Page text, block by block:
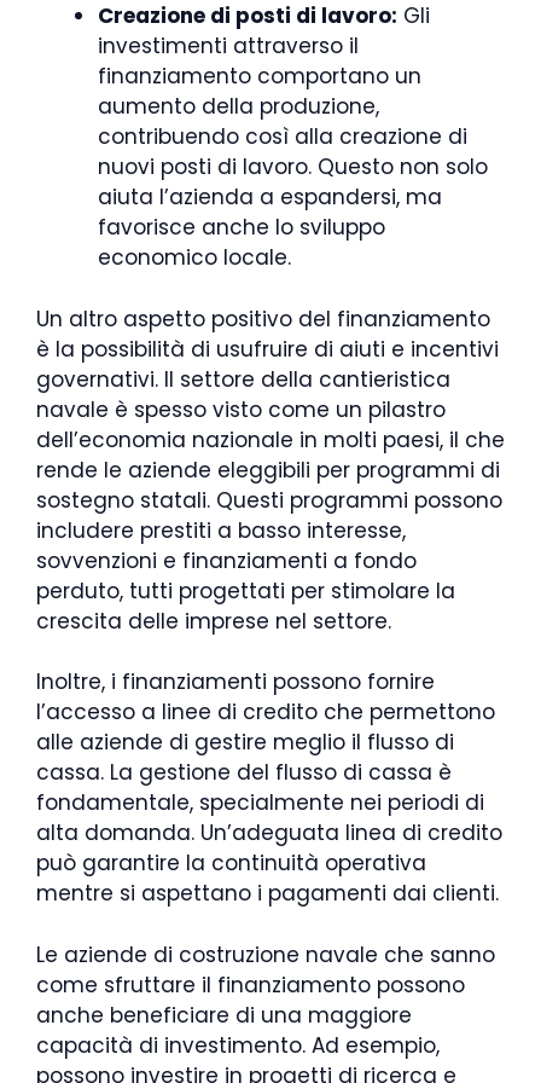
Creazione di posti di lavoro: Gli
investimenti attraverso il
finanziamento comportano un
aumento della produzione,
contribuendo così alla creazione di
nuovi posti di lavoro. Questo non solo
aiuta l’azienda a espandersi, ma
favorisce anche lo sviluppo
economico locale.
Un altro aspetto positivo del finanziamento
è la possibilità di usufruire di aiuti e incentivi
governativi. Il settore della cantieristica
navale è spesso visto come un pilastro
dell’economia nazionale in molti paesi, il che
rende le aziende eleggibili per programmi di
sostegno statali. Questi programmi possono
includere prestiti a basso interesse,
sovvenzioni e finanziamenti a fondo
perduto, tutti progettati per stimolare la
crescita delle imprese nel settore.
Inoltre, i finanziamenti possono fornire
l’accesso a linee di credito che permettono
alle aziende di gestire meglio il flusso di
cassa. La gestione del flusso di cassa è
fondamentale, specialmente nei periodi di
alta domanda. Un’adeguata linea di credito
può garantire la continuità operativa
mentre si aspettano i pagamenti dai clienti.
Le aziende di costruzione navale che sanno
come sfruttare il finanziamento possono
anche beneficiare di una maggiore
capacità di investimento. Ad esempio,
possono investire in progetti di ricerca e